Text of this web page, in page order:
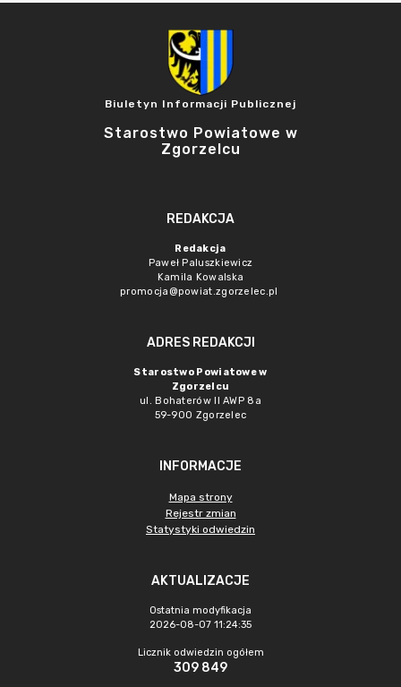
Biuletyn Informacji Publicznej
Starostwo Powiatowe w
Zgorzelcu
REDAKCJA
Redakcja
Paweł Paluszkiewicz
Kamila Kowalska
promocja@powiat.zgorzelec.pl
ADRES REDAKCJI
Starostwo Powiatowe w
Zgorzelcu
ul. Bohaterów II AWP 8a
59-900 Zgorzelec
INFORMACJE
Mapa strony
Rejestr zmian
Statystyki odwiedzin
AKTUALIZACJE
Ostatnia modyfikacja
2026-08-07 11:24:35
Licznik odwiedzin ogółem
309 849